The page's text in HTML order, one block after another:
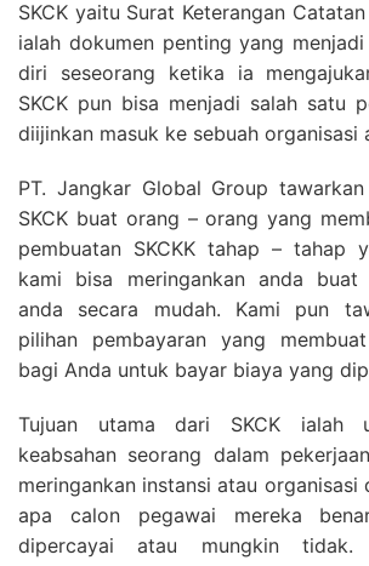
SKCK yaitu Surat Keterangan
ialah dokumen penting yang
diri seseorang ketika ia
SKCK pun bisa menjadi salah satu
diijinkan masuk ke sebuah organisasi
PT. Jangkar Global Group
SKCK buat orang – orang yang
pembuatan SKCKK tahap – tahap
kami bisa meringankan anda buat
anda secara mudah. Kami pun
pilihan pembayaran yang
bagi Anda untuk bayar biaya yang
Tujuan utama dari SKCK ialah
keabsahan seorang dalam
meringankan instansi atau organisasi
apa calon pegawai mereka
dipercayai atau mungkin tidak.